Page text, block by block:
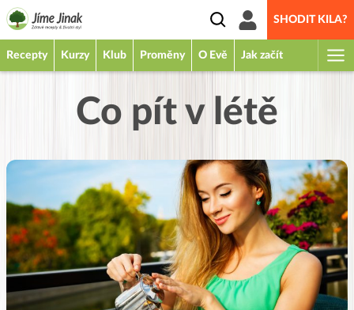
SHODIT KILA?
Recepty Kurzy Klub Proměny O Evě Jak začít
Co pít v létě